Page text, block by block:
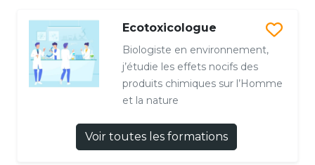
Ecotoxicologue
Biologiste en environnement,
j’étudie les effets nocifs des
produits chimiques sur l’Homme
et la nature
Voir toutes les formations